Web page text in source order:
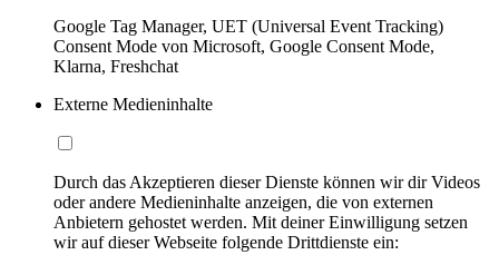
Google Tag Manager, UET (Universal Event Tracking)
Consent Mode von Microsoft, Google Consent Mode,
Klarna, Freshchat
Externe Medieninhalte
Durch das Akzeptieren dieser Dienste können wir dir Videos
oder andere Medieninhalte anzeigen, die von externen
Anbietern gehostet werden. Mit deiner Einwilligung setzen
wir auf dieser Webseite folgende Drittdienste ein: